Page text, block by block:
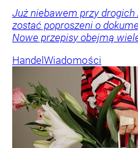
Już niebawem przy
zostać poproszeni o
Nowe przepisy obejmą
HandelWiadomości